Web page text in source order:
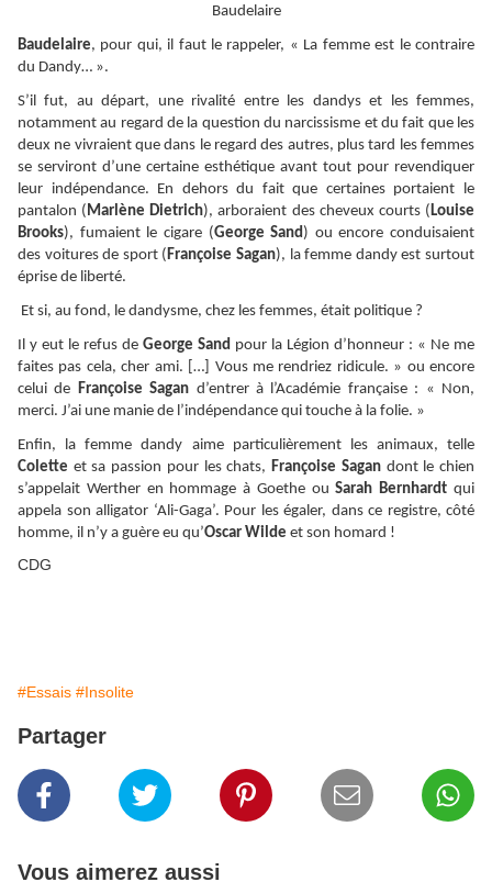
Baudelaire
Baudelaire, pour qui, il faut le rappeler, « La femme est le contraire
du Dandy… ».
S’il fut, au départ, une rivalité entre les dandys et les femmes,
notamment au regard de la question du narcissisme et du fait que les
deux ne vivraient que dans le regard des autres, plus tard les femmes
se serviront d’une certaine esthétique avant tout pour revendiquer
leur indépendance. En dehors du fait que certaines portaient le
pantalon (Marlène Dietrich), arboraient des cheveux courts (Louise
Brooks), fumaient le cigare (George Sand) ou encore conduisaient
des voitures de sport (Françoise Sagan), la femme dandy est surtout
éprise de liberté.
Et si, au fond, le dandysme, chez les femmes, était politique ?
Il y eut le refus de George Sand pour la Légion d’honneur : « Ne me
faites pas cela, cher ami. […] Vous me rendriez ridicule. » ou encore
celui de Françoise Sagan d’entrer à l’Académie française : « Non,
merci. J’ai une manie de l’indépendance qui touche à la folie. »
Enfin, la femme dandy aime particulièrement les animaux, telle
Colette et sa passion pour les chats,Françoise Sagandont le chien
s’appelait Werther en hommage à Goethe ouSarah Bernhardt qui
appela son alligator ‘Ali-Gaga’. Pour les égaler, dans ce registre, côté
homme, il n’y a guère eu qu’Oscar Wilde et son homard !
CDG
#Essais #Insolite
Partager
Vous aimerez aussi